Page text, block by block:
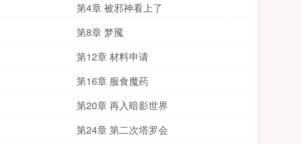
第4章 被邪神看上了
第8章 梦魇
第12章 材料申请
第16章 服食魔药
第20章 再入暗影世界
第24章 第二次塔罗会